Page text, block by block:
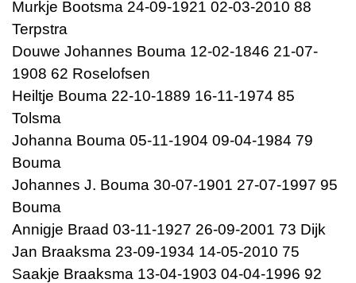
Murkje Bootsma 24-09-1921 02-03-2010 88
Terpstra
Douwe Johannes Bouma 12-02-1846 21-07-
1908 62 Roselofsen
Heiltje Bouma 22-10-1889 16-11-1974 85
Tolsma
Johanna Bouma 05-11-1904 09-04-1984 79
Bouma
Johannes J. Bouma 30-07-1901 27-07-1997 95
Bouma
Annigje Braad 03-11-1927 26-09-2001 73 Dijk
Jan Braaksma 23-09-1934 14-05-2010 75
Saakje Braaksma 13-04-1903 04-04-1996 92